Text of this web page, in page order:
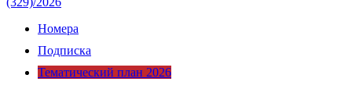
Номера
Подписка
Тематический план 2026